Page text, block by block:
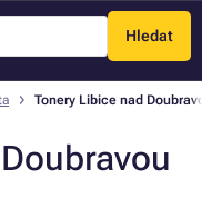
Hledat
Menu
Tonery Libice nad